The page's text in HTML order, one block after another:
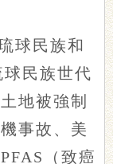
球民族和
球民族世代
地被強制
事故、美
（致癌